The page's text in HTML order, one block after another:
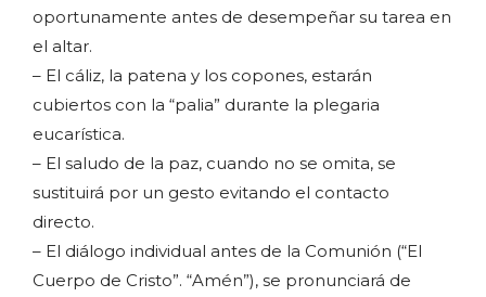
oportunamente antes de desempeñar su tarea en
el altar.
– El cáliz, la patena y los copones, estarán
cubiertos con la “palia” durante la plegaria
eucarística.
– El saludo de la paz, cuando no se omita, se
sustituirá por un gesto evitando el contacto
directo.
– El diálogo individual antes de la Comunión (“El
Cuerpo de Cristo”. “Amén”), se pronunciará de